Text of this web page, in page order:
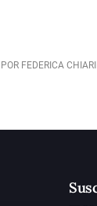
POR FEDERICA